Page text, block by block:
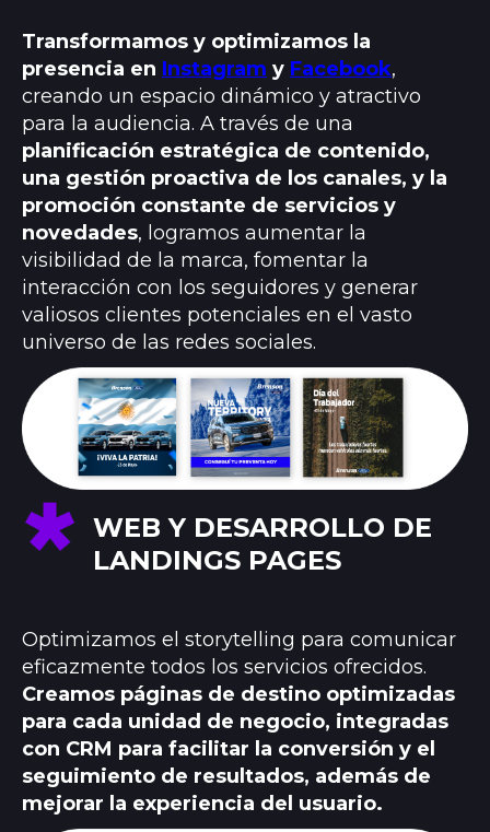
Transformamos y optimizamos la
presencia en Instagram y Facebook,
creando un espacio dinámico y atractivo
para la audiencia. A través de una
planificación estratégica de contenido,
una gestión proactiva de los canales, y la
promoción constante de servicios y
novedades, logramos aumentar la
visibilidad de la marca, fomentar la
interacción con los seguidores y generar
valiosos clientes potenciales en el vasto
universo de las redes sociales.
WEB Y DESARROLLO DE
LANDINGS PAGES
Optimizamos el storytelling para comunicar
eficazmente todos los servicios ofrecidos.
Creamos páginas de destino optimizadas
para cada unidad de negocio, integradas
con CRM para facilitar la conversión y el
seguimiento de resultados, además de
mejorar la experiencia del usuario.